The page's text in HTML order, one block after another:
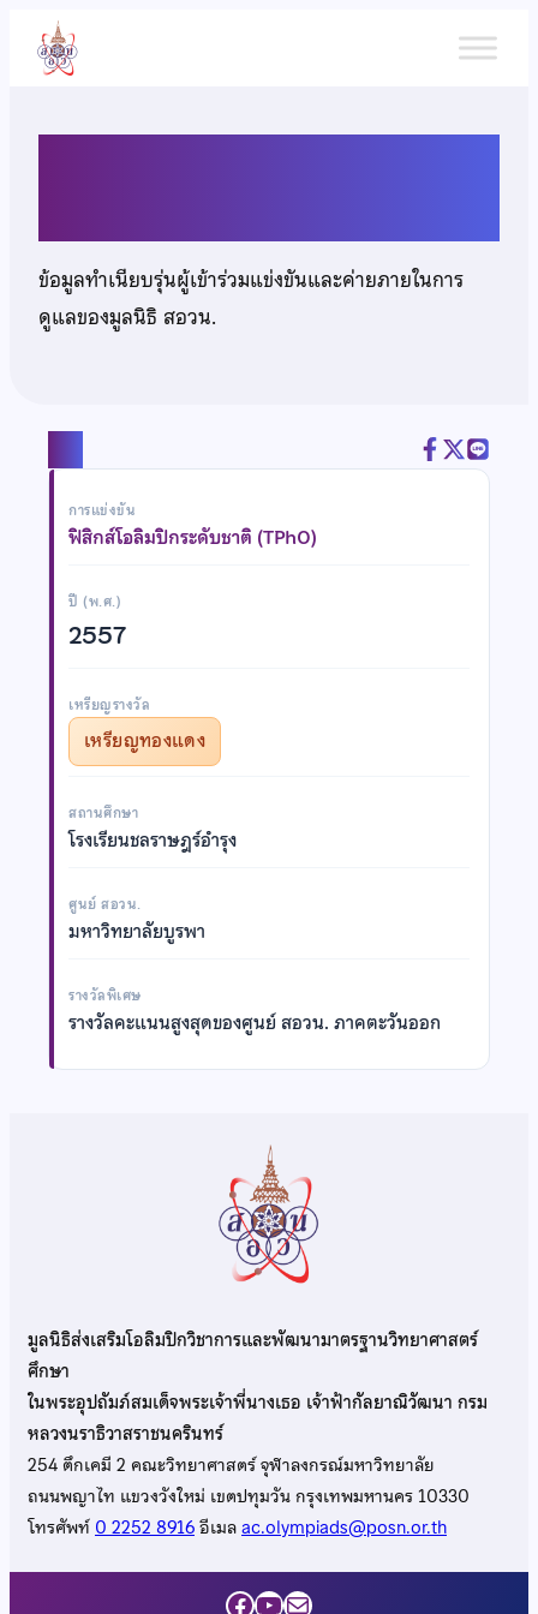
เนื้อหา
ข้อมูลทำเนียบรุ่นผู้เข้าร่วมแข่งขันและค่ายภายในการ
ดูแลของมูลนิธิ สอวน.
การแข่งขัน
ฟิสิกส์โอลิมปิกระดับชาติ (TPhO)
ปี (พ.ศ.)
2557
เหรียญรางวัล
เหรียญทองแดง
สถานศึกษา
โรงเรียนชลราษฎร์อำรุง
ศูนย์ สอวน.
มหาวิทยาลัยบูรพา
รางวัลพิเศษ
รางวัลคะแนนสูงสุดของศูนย์ สอวน. ภาคตะวันออก
มูลนิธิส่งเสริมโอลิมปิกวิชาการและพัฒนามาตรฐานวิทยาศาสตร์
ศึกษา
ในพระอุปถัมภ์สมเด็จพระเจ้าพี่นางเธอ เจ้าฟ้ากัลยาณิวัฒนา กรม
หลวงนราธิวาสราชนครินทร์
254 ตึกเคมี 2 คณะวิทยาศาสตร์ จุฬาลงกรณ์มหาวิทยาลัย
ถนนพญาไท แขวงวังใหม่ เขตปทุมวัน กรุงเทพมหานคร 10330
โทรศัพท์0 2252 8916อีเมลac.olympiads@posn.or.th
Facebook
YouTube
Mail